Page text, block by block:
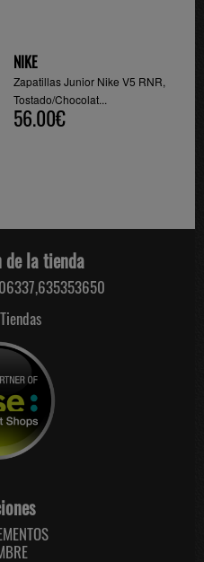
NIKE
Zapatillas Junior Nike V5 RNR,
Tostado/Chocolat...
56.00€
la tienda
Tiendas